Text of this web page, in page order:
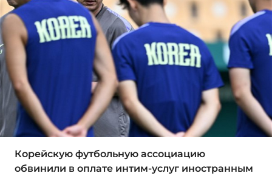
Корейскую футбольную ассоциацию
обвинили в оплате интим-услуг иностранным